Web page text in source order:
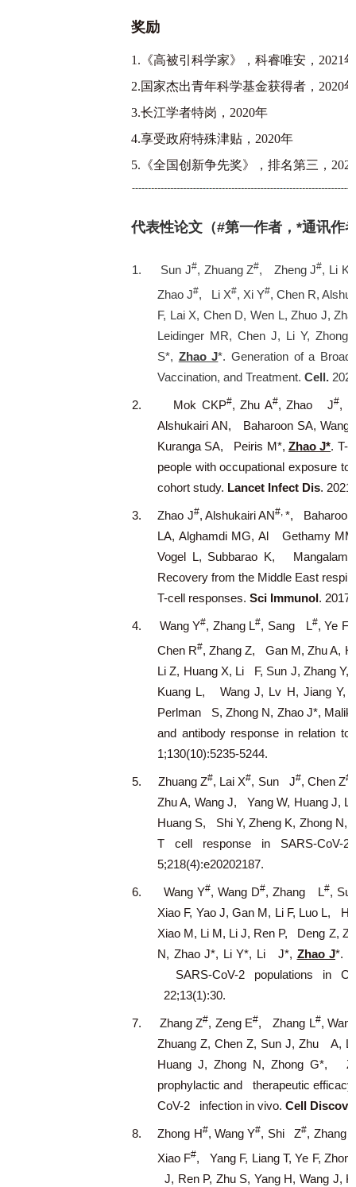
奖励
1.《高被引科学家》，科睿唯安，2021年
2.国家杰出青年科学基金获得者，2020年
3.长江学者特岗，2020年
4.享受政府特殊津贴，2020年
5.《全国创新争先奖》，排名第三，
代表性论文（#第一作者， *通讯作
1. Sun J#, Zhuang Z#, Zheng J#, Li K
Zhao J#, Li X#, Xi Y#, Chen R,
F, Lai X, Chen D, Wen L, Zhuo J,
Leidinger MR, Chen J, Li Y,
S*, Zhao J*. Generation of a
Vaccination, and Treatment. Cell.
2. Mok CKP#, Zhu A#, Zhao J#,
Alshukairi AN, Baharoon SA, Wang
Kuranga SA, Peiris M*, Zhao J*. T-
people with occupational exposure
cohort study. Lancet Infect Dis.
3. Zhao J#, Alshukairi AN#,*, Baharoon
LA, Alghamdi MG, Al Gethamy
Vogel L, Subbarao K,
Recovery from the Middle East
T-cell responses. Sci Immunol. 2017
4. Wang Y#, Zhang L#, Sang L#, Ye F
Chen R#, Zhang Z, Gan M, Zhu A,
Li Z, Huang X, Li F, Sun J, Zhang Y,
Kuang L, Wang J, Lv H, Jiang Y,
Perlman S, Zhong N, Zhao J*,
and antibody response in relation to
1;130(10):5235-5244.
5. Zhuang Z#, Lai X#, Sun J#, Chen Z#
Zhu A, Wang J, Yang W, Huang J,
Huang S, Shi Y, Zheng K, Zhong N,
T cell response in SARS-CoV-
5;218(4):e20202187.
6. Wang Y#, Wang D#, Zhang L#,
Xiao F, Yao J, Gan M, Li F, Luo L,
Xiao M, Li M, Li J, Ren P, Deng Z,
N, Zhao J*, Li Y*, Li J*, Zhao J*.
SARS-CoV-2 populations in
22;13(1):30.
7. Zhang Z#, Zeng E#, Zhang L#,
Zhuang Z, Chen Z, Sun J, Zhu A, Li
Huang J, Zhong N, Zhong G*,
prophylactic and therapeutic
CoV-2 infection in vivo. Cell Discov
8. Zhong H#, Wang Y#, Shi Z#, Zhang L
Xiao F#, Yang F, Liang T, Ye F,
J, Ren P, Zhu S, Yang H, Wang J,